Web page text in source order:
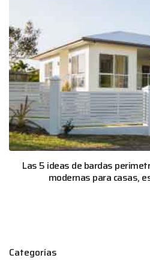
Las 5 ideas de bardas
modernas para casas,
Categorías